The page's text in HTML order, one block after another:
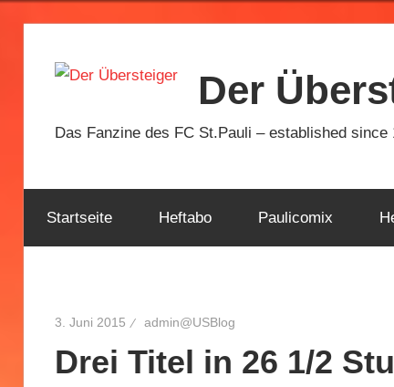
Inhalt
Der
Das Fanzine des FC St.Pauli – established since
Startseite Heftabo Paulicomix
3. Juni 2015 admin@USBlog
Drei Titel in 26 1/2